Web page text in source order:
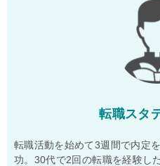
転職スタ
転職活動を始めて3週間で内定
功。30代で2回の転職を経験し